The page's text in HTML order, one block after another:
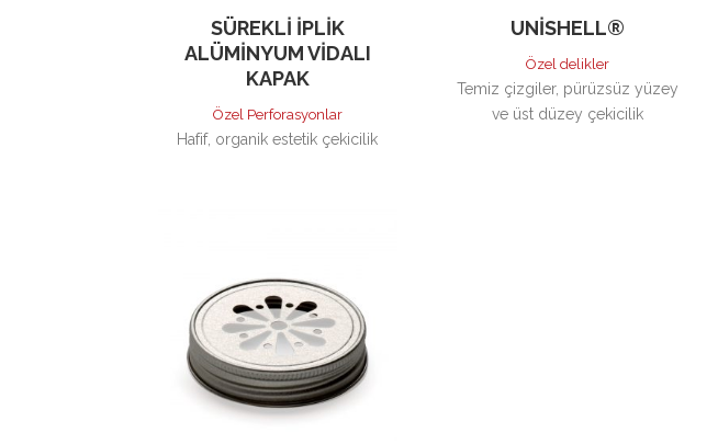
SÜREKLI İPLIK
ALÜMINYUM VIDALI
KAPAK
Özel Perforasyonlar
Hafif, organik estetik çekicilik
UNISHELL®
Özel delikler
Temiz çizgiler, pürüzsüz yüzey
ve üst düzey çekicilik